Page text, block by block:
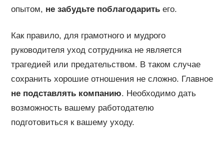
опытом, не забудьте поблагодаритьего.
Как правило, для грамотного и мудрого
руководителя уход сотрудника не является
трагедией или предательством. В таком случае
сохранить хорошие отношения не сложно. Главное
не подставлять компанию. Необходимо дать
возможность вашему работодателю
подготовиться к вашему уходу.